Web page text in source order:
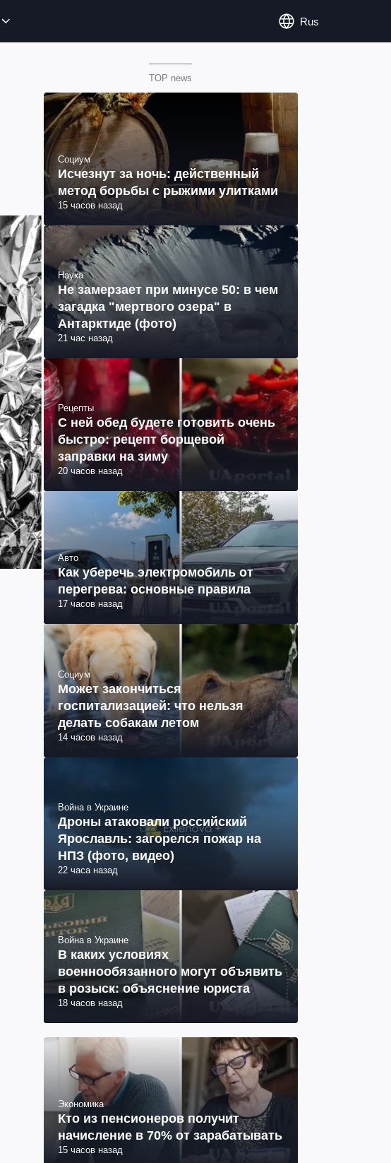
Rus
TOP news
Социум
Исчезнут за ночь: действенный
метод борьбы с рыжими улитками
15 часов назад
Наука
Не замерзает при минусе 50: в чем
загадка "мертвого озера" в
Антарктиде (фото)
21 час назад
Рецепты
С ней обед будете готовить очень
быстро: рецепт борщевой
заправки на зиму
20 часов назад
Авто
Как уберечь электромобиль от
перегрева: основные правила
17 часов назад
Социум
Может закончиться
госпитализацией: что нельзя
делать собакам летом
14 часов назад
Война в Украине
Дроны атаковали российский
Ярославль: загорелся пожар на
НПЗ (фото, видео)
22 часа назад
Война в Украине
В каких условиях
военнообязанного могут объявить
в розыск: объяснение юриста
18 часов назад
Экономика
Кто из пенсионеров получит
начисление в 70% от зарабатывать
15 часов назад